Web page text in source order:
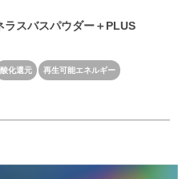
ラスバスパウダー＋PLUS
酸化還元 再生可能エネルギー